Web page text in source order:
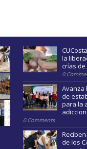
la
crías
0
Avanza
de
para la
0 Comments
de los